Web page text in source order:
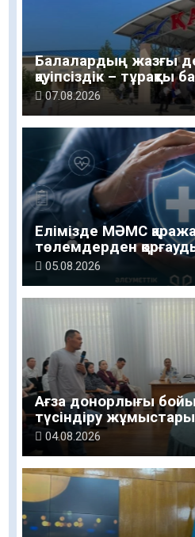
Балалардың жазғы
қауіпсіздік – тұрақты
07.08.2026
Елімізде МӘМС
төлемдерден
құрылуда
05.08.2026
Ағза донорлығы
түсіндіру жұмыстары
04.08.2026